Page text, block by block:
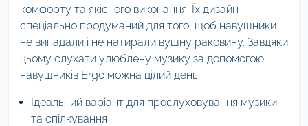
комфорту та якісного виконання. Їх дизайн
спеціально продуманий для того, щоб навушники
не випадали і не натирали вушну раковину. Завдяки
цьому слухати улюблену музику за допомогою
навушників Ergo можна цілий день.
Ідеальний варіант для прослуховування музики
та спілкування